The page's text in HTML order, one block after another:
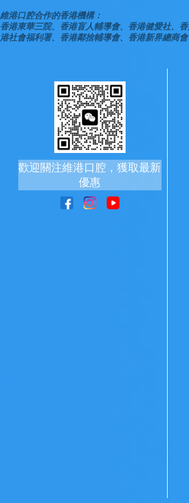
維港口腔合作的香港機構：
香港東華三院、香港盲人輔導會、香港健愛社、
港社會福利署、香港鄰捨輔導會、香港新界總商
歡迎關注維港口腔，獲取最新
優惠